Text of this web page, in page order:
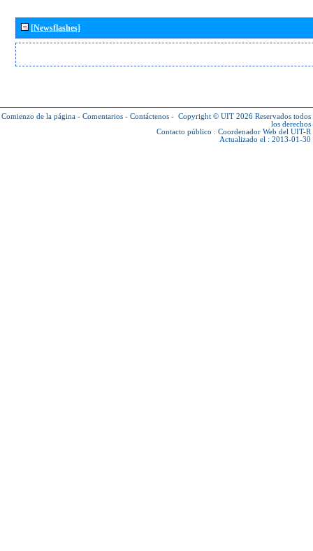
[Newsflashes]
Comienzo de la página - Comentarios - Contáctenos - Copyright © UIT 2026 Reservados todos
los derechos
Contacto público : Coordenador Web del UIT-R
Actualizado el : 2013-01-30